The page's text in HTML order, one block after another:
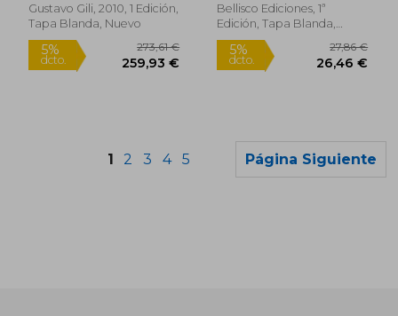
Gustavo Gili, 2010, 1 Edición,
Tapa Blanda, Nuevo
Bellisco Ediciones, 1ª
Edición, Tapa Blanda,
Nuevo
1 2 3 4 5 Página Siguiente